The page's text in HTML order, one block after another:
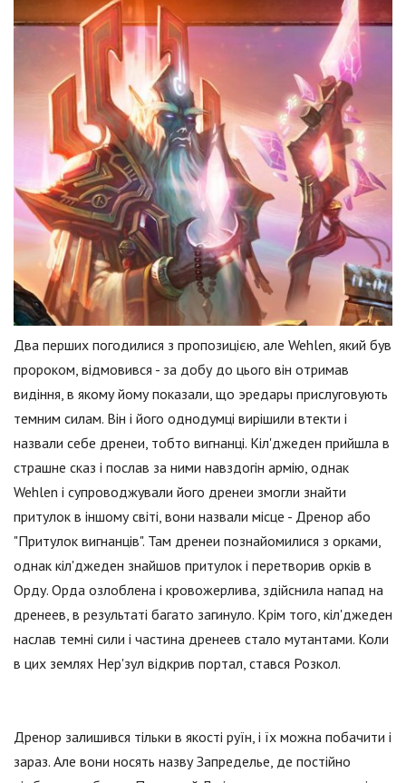
Два перших погодилися з пропозицією, але Wehlen, який був
пророком, відмовився - за добу до цього він отримав
видіння, в якому йому показали, що эредары прислуговують
темним силам. Він і його однодумці вирішили втекти і
назвали себе дренеи, тобто вигнанці. Кіл'джеден прийшла в
страшне сказ і послав за ними навздогін армію, однак
Wehlen і супроводжували його дренеи змогли знайти
притулок в іншому світі, вони назвали місце - Дренор або
"Притулок вигнанців". Там дренеи познайомилися з орками,
однак кіл'джеден знайшов притулок і перетворив орків в
Орду. Орда озлоблена і кровожерлива, здійснила напад на
дренеев, в результаті багато загинуло. Крім того, кіл'джеден
наслав темні сили і частина дренеев стало мутантами. Коли
в цих землях Нер'зул відкрив портал, стався Розкол.
Дренор залишився тільки в якості руїн, і їх можна побачити і
зараз. Але вони носять назву Запределье, де постійно